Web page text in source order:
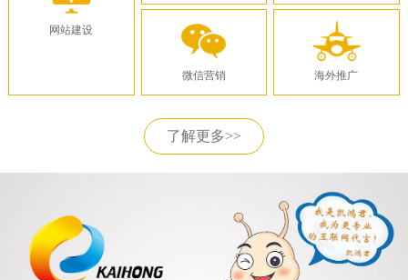
网站建设
微信营销 海外推广
了解更多>>